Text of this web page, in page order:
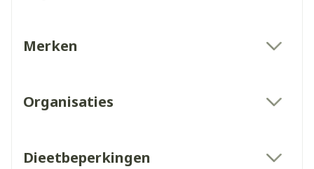
Merken
Organisaties
Dieetbeperkingen